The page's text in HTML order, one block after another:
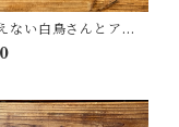
ない白鳥さんとアー
いく | 川内 有緒